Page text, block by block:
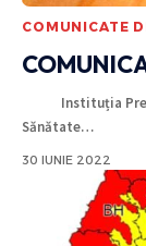
COMUNICATE
Instituția
Sănătate…
30 IUNIE 2022